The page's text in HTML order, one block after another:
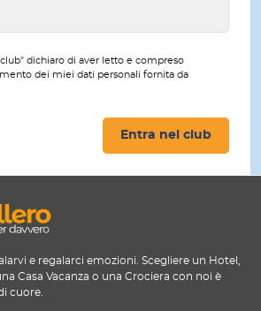
dichiaro di aver letto e compreso
dei miei dati personali fornita da
Entra nel club
e regalarci emozioni. Scegliere un Hotel,
Casa Vacanza o una Crociera con noi è
cuore.